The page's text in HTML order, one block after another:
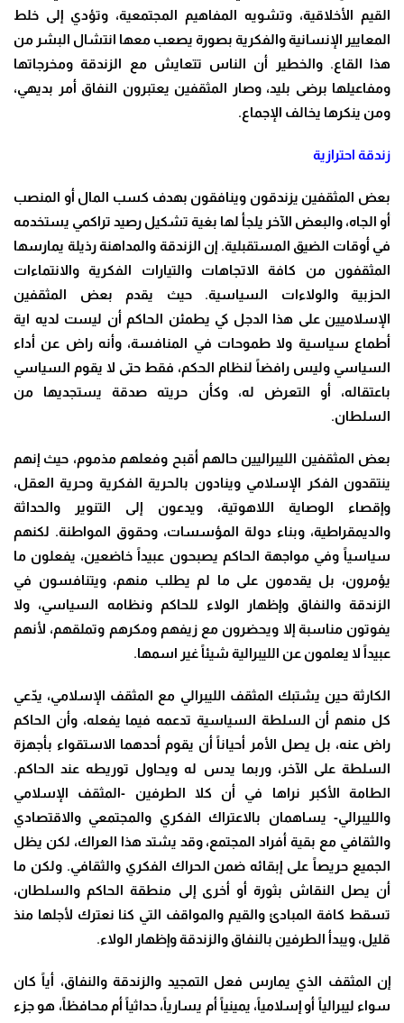
القيم الأخلاقية، وتشويه المفاهيم المجتمعية، وتؤدي إلى خلط
المعايير الإنسانية والفكرية بصورة يصعب معها انتشال البشر من
هذا القاع. والخطير أن الناس تتعايش مع الزندقة ومخرجاتها
ومفاعيلها برضى بليد، وصار المثقفين يعتبرون النفاق أمر بديهي،
ومن ينكرها يخالف الإجماع.
زندقة احترازية
بعض المثقفين يزندقون وينافقون بهدف كسب المال أو المنصب
أو الجاه، والبعض الآخر يلجأ لها بغية تشكيل رصيد تراكمي يستخدمه
في أوقات الضيق المستقبلية. إن الزندقة والمداهنة رذيلة يمارسها
المثقفون من كافة الاتجاهات والتيارات الفكرية والانتماءات
الحزبية والولاءات السياسية. حيث يقدم بعض المثقفين
الإسلاميين على هذا الدجل كي يطمئن الحاكم أن ليست لديه اية
أطماع سياسية ولا طموحات في المنافسة، وأنه راض عن أداء
السياسي وليس رافضاً لنظام الحكم، فقط حتى لا يقوم السياسي
باعتقاله، أو التعرض له، وكأن حريته صدقة يستجديها من
السلطان.
بعض المثقفين الليبراليين حالهم أقبح وفعلهم مذموم، حيث إنهم
ينتقدون الفكر الإسلامي وينادون بالحرية الفكرية وحرية العقل،
وإقصاء الوصاية اللاهوتية، ويدعون إلى التنوير والحداثة
والديمقراطية، وبناء دولة المؤسسات، وحقوق المواطنة. لكنهم
سياسياً وفي مواجهة الحاكم يصبحون عبيداً خاضعين، يفعلون ما
يؤمرون، بل يقدمون على ما لم يطلب منهم، ويتنافسون في
الزندقة والنفاق وإظهار الولاء للحاكم ونظامه السياسي، ولا
يفوتون مناسبة إلا ويحضرون مع زيفهم ومكرهم وتملقهم، لأنهم
عبيداً لا يعلمون عن الليبرالية شيئاً غير اسمها.
الكارثة حين يشتبك المثقف الليبرالي مع المثقف الإسلامي، يدّعي
كل منهم أن السلطة السياسية تدعمه فيما يفعله، وأن الحاكم
راض عنه، بل يصل الأمر أحياناً أن يقوم أحدهما الاستقواء بأجهزة
السلطة على الآخر، وربما يدس له ويحاول توريطه عند الحاكم.
الطامة الأكبر نراها في أن كلا الطرفين -المثقف الإسلامي
والليبرالي- يساهمان بالاعتراك الفكري والمجتمعي والاقتصادي
والثقافي مع بقية أفراد المجتمع، وقد يشتد هذا العراك، لكن يظل
الجميع حريصاً على إبقائه ضمن الحراك الفكري والثقافي. ولكن ما
أن يصل النقاش بثورة أو أخرى إلى منطقة الحاكم والسلطان،
تسقط كافة المبادئ والقيم والمواقف التي كنا نعترك لأجلها منذ
قليل، ويبدأ الطرفين بالنفاق والزندقة وإظهار الولاء.
إن المثقف الذي يمارس فعل التمجيد والزندقة والنفاق، أياً كان
سواء ليبرالياً أو إسلامياً، يمينياً أم يسارياً، حداثياً أم محافظاً، هو جزء